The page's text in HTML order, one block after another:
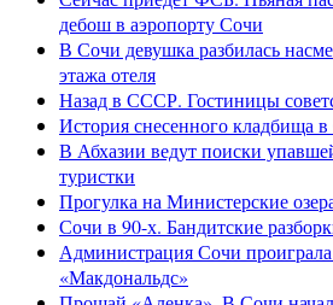
дебош в аэропорту Сочи
В Сочи девушка разбилась
этажа отеля
Назад в СССР. Гостиницы
История снесенного кладбища
В Абхазии ведут поиски
туристки
Прогулка на Министерские
Сочи в 90-х. Бандитские
Администрация Сочи проиграла
«Макдональдс»